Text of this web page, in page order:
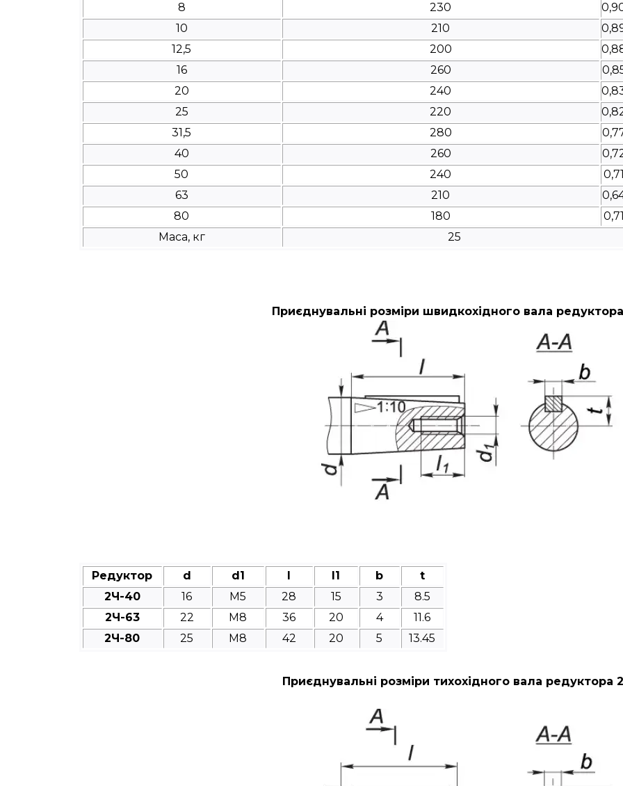
8
230
10
210
12,5
200
16
260
20
240
25
220
31,5
280
40
260
50
240
0,71
63
210
80
180
0,71
Маса, кг
25
Приєднувальні розміри швидкохідного вала
Редуктор d d1 l1 b
t
2Ч-40
16 M5 28 15 3
8.5
2Ч-63
22 M8 36 20 4
11.6
2Ч-80
25 M8 42 20 5 13.45
Приєднувальні розміри тихохідного вала редуктора